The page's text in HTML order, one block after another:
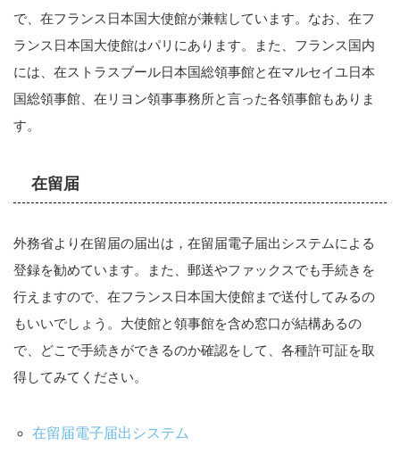
で、在フランス日本国大使館が兼轄しています。なお、在フ
ランス日本国大使館はパリにあります。また、フランス国内
には、在ストラスブール日本国総領事館と在マルセイユ日本
国総領事館、在リヨン領事事務所と言った各領事館もありま
す。
在留届
外務省より在留届の届出は，在留届電子届出システムによる
登録を勧めています。また、郵送やファックスでも手続きを
行えますので、在フランス日本国大使館まで送付してみるの
もいいでしょう。大使館と領事館を含め窓口が結構あるの
で、どこで手続きができるのか確認をして、各種許可証を取
得してみてください。
在留届電子届出システム